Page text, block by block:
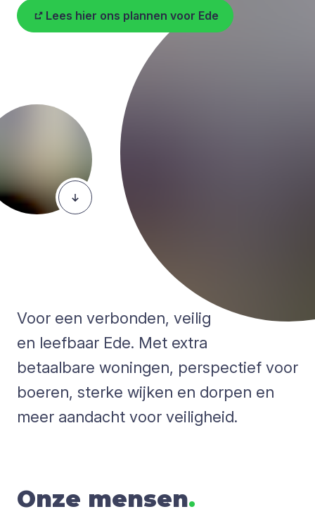
Lees hier ons plannen voor Ede
Voor een verbonden, veilig
en leefbaar Ede. Met extra
betaalbare woningen, perspectief voor
boeren, sterke wijken en dorpen en
meer aandacht voor veiligheid.
Onze mensen.